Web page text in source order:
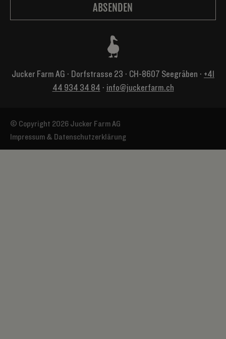
Jucker Farm AG ⋅ Dorfstrasse 23 ⋅ CH-8607 Seegräben ⋅ +41
44 934 34 84 ⋅ info@juckerfarm.ch
© Copyright 2026 Jucker Farm AG
Impressum & Datenschutzerklärung